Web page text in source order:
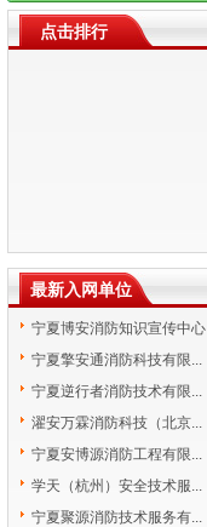
点击排行
最新入网单位
宁夏博安消防知识宣传中心
宁夏擎安通消防科技有限...
宁夏逆行者消防技术有限...
濯安万霖消防科技（北京...
宁夏安博源消防工程有限...
学天（杭州）安全技术服...
宁夏聚源消防技术服务有...